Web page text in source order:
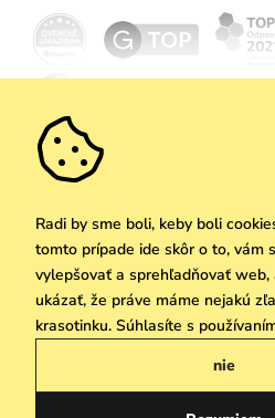
Vrátenie a reklamácia
Darčekové poukazy
Velkoobchod
We Care
Vuchlook
Predajne
Copyright © 2026 Vuch s.r.o. Všetky práva
Radi by sme boli, keby boli
tomto prípade ide skôr o to, vám
vylepšovať a sprehľadňovať
ukázať, že práve máme nejakú
krasotinku. Súhlasíte s
nie